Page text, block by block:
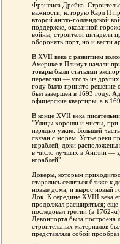
Фрэнсиса Дрейка.
важности, которую Карл II
второй англо-голландской
поддержке, оказанной
войны, строители цитадели
оборонять порт, но и вести
В XVII веке с развитием
Америке в Плимут начали
товары были статьями
перевозки — уголь из
году было принято решение
был завершен в 1693 году.
офицерские квартиры, а в
В конце XVII века
"Улицы хороши и чисты, при
изрядно узкие. Большей
связан с морем. Устье реки
кораблей; доки
в число лучших в Англии —
кораблей".
Докеры, которым
старались селиться ближе к
новые дома, и вырос новый
Док. К середине XVIII века
продолжал расширяться;
последовал третий (в 1762-
Девонпорта была построена
строительных материалов
представляла собой